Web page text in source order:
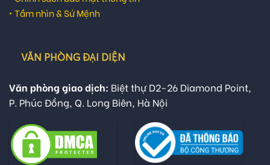
• Tầm nhìn & Sứ Mệnh
VĂN PHÒNG ĐẠI DIỆN
Văn phòng giao dịch: Biệt thự D2-26 Diamond Point,
P. Phúc Đồng, Q. Long Biên, Hà Nội